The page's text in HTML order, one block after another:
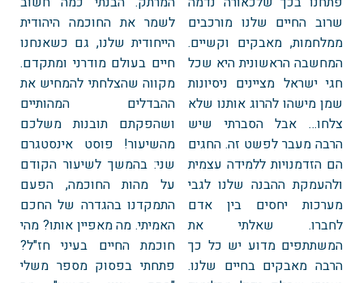
שרוב החיים שלנו מורכבים
ממלחמות, מאבקים וקשיים.
המחשבה הראשונית היא שכל
חגי ישראל מציינים ניסיונות
שמן מישהו להרוג אותנו שלא
צלחו… אבל הסברתי שיש
הרבה מעבר לפשט זה. החגים
הם הזדמנויות ללמידה עצמית
ולהעמקת ההבנה שלנו לגבי
מערכות יחסים בין אדם
לחברו. שאלתי את
המשתתפים מדוע יש כל כך
הרבה מאבקים בחיים שלנו.
לשמר את החוכמה היהודית
הייחודית שלנו, גם כשאנחנו
חיים בעולם מודרני ומתקדם.
מקווה שהצלחתי להמחיש את
ההבדלים המהותיים
ושהפקתם תובנות משלכם
מהשיעור! פוסט אינסטגרם
שני: בהמשך לשיעור הקודם
על מהות החוכמה, הפעם
התמקדנו בהגדרה של החכם
האמיתי. מה מאפיין אותו? מהי
חוכמת החיים בעיני חז"ל?
פתחתי בפסוק מספר משלי